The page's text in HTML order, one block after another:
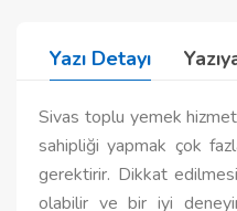
Yazı Detayı
Sivas toplu yemek
sahipliği yapmak çok
gerektirir. Dikkat
olabilir ve bir iyi